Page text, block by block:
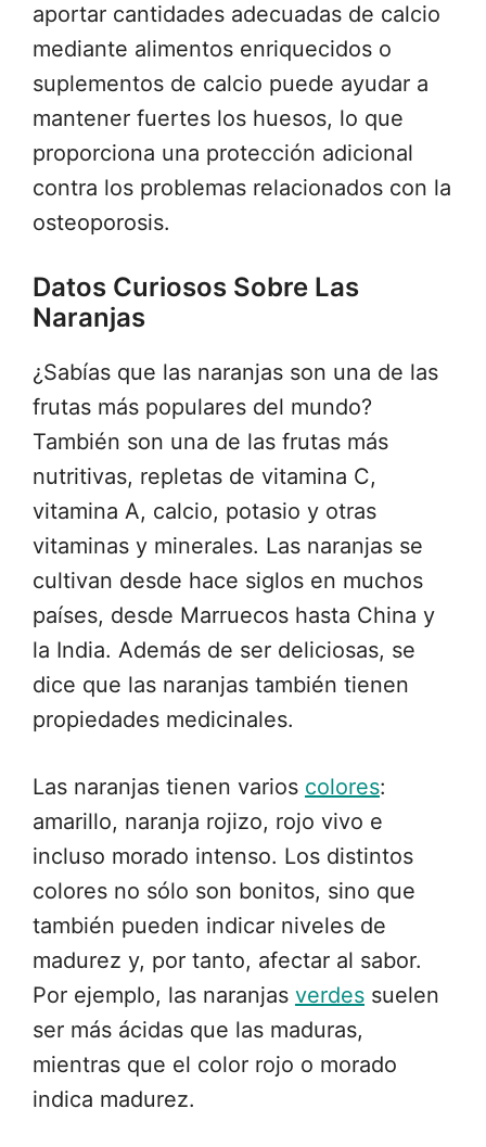
aportar cantidades adecuadas de calcio
mediante alimentos enriquecidos o
suplementos de calcio puede ayudar a
mantener fuertes los huesos, lo que
proporciona una protección adicional
contra los problemas relacionados con la
osteoporosis.
Datos Curiosos Sobre Las
Naranjas
¿Sabías que las naranjas son una de las
frutas más populares del mundo?
También son una de las frutas más
nutritivas, repletas de vitamina C,
vitamina A, calcio, potasio y otras
vitaminas y minerales. Las naranjas se
cultivan desde hace siglos en muchos
países, desde Marruecos hasta China y
la India. Además de ser deliciosas, se
dice que las naranjas también tienen
propiedades medicinales.
Las naranjas tienen varios colores:
amarillo, naranja rojizo, rojo vivo e
incluso morado intenso. Los distintos
colores no sólo son bonitos, sino que
también pueden indicar niveles de
madurez y, por tanto, afectar al sabor.
Por ejemplo, las naranjas verdes suelen
ser más ácidas que las maduras,
mientras que el color rojo o morado
indica madurez.